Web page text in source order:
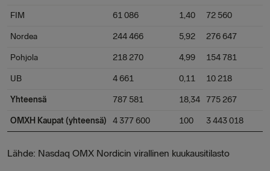
FIM 61 086 1,40 72 560
Nordea 244 466 5,92 276 647
Pohjola 218 270 4,99 154 781
UB 4 661 0,11 10 218
Yhteensä 787 581 18,34 775 267
OMXH Kaupat (yhteensä) 4 377 600 100 3 443 018
Lähde: Nasdaq OMX Nordicin virallinen kuukausitilasto